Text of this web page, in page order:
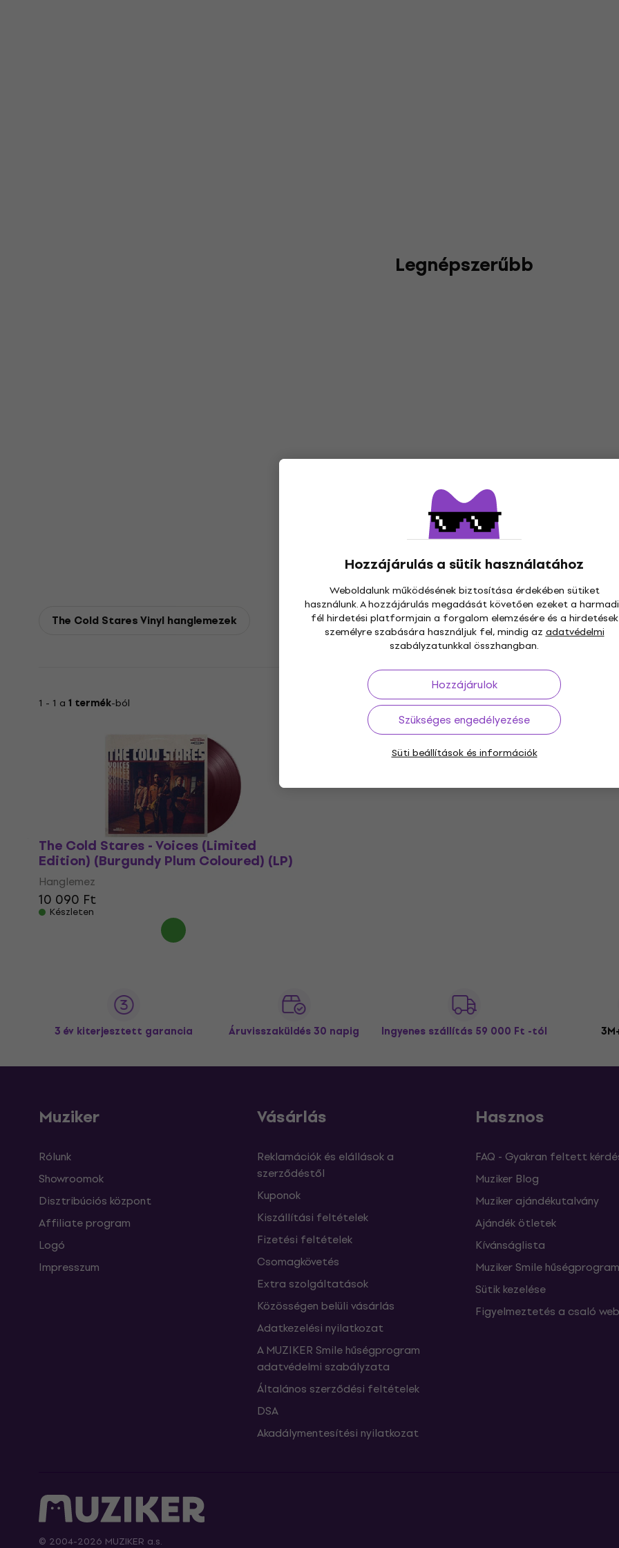
Hozzájárulás a sütik használatához
Weboldalunk működésének biztosítása érdekében sütiket
használunk. A hozzájárulás megadását követően ezeket a
fél hirdetési platformjain a forgalom elemzésére és a hirdetések
személyre szabására használjuk fel, mindig azadatvédelmi
szabályzatunkkal összhangban.
Hozzájárulok
Szükséges engedélyezése
Süti beállítások és információk
Legnépszerűbb
The Cold Stares Vinyl hanglemezek
1 - 1 a 1 termék-ból
The Cold Stares - Voices (Limited
Edition) (Burgundy Plum Coloured) (LP)
Hanglemez
10 090 Ft
Készleten
3 év kiterjesztett garancia Áruvisszaküldés 30 napig Ingyenes szállítás 59 000 Ft -tól
Muziker
Rólunk
Showroomok
Disztribúciós központ
Affiliate program
Logó
Impresszum
Vásárlás
Reklamációk és elállások a
szerződéstől
Kuponok
Kiszállítási feltételek
Fizetési feltételek
Csomagkövetés
Extra szolgáltatások
Közösségen belüli vásárlás
Adatkezelési nyilatkozat
A MUZIKER Smile hűségprogram
adatvédelmi szabályzata
Általános szerződési feltételek
DSA
Akadálymentesítési nyilatkozat
Hasznos
FAQ - Gyakran feltett
Muziker Blog
Muziker ajándékutalvány
Ajándék ötletek
Kívánságlista
Muziker Smile hűségprogram
Sütik kezelése
Figyelmeztetés a csaló
© 2004-2026 MUZIKER a.s.